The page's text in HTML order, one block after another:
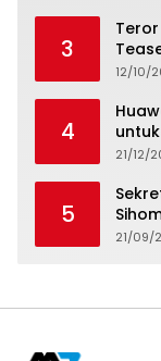
3
12/10/
4
Saja
21/12/
5
DKI
21/09/